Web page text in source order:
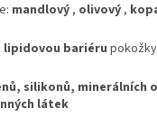
mandlový, olivový,
lipidovou bariéru pokožky
silikonů, minerálních
látek